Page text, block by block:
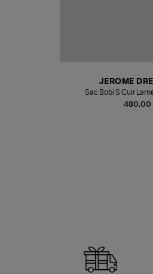
480,00
JEROME
Sac Bobi S Cuir